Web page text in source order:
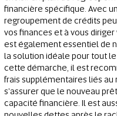
financière spécifique. Avec
regroupement de crédits
vos finances et à vous
est également essentiel de
la solution idéale pour tout
cette démarche, il est
frais supplémentaires liés
s'assurer que le nouveau
capacité financière. Il est